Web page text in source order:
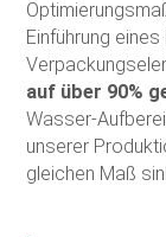
Einführung
auf über 90%
Wasser-
unserer
gleichen Maß